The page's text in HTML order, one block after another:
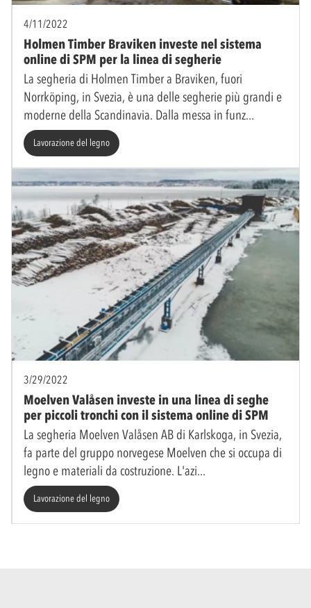
4/11/2022
Holmen Timber Braviken investe nel sistema
online di SPM per la linea di segherie
La segheria di Holmen Timber a Braviken, fuori
Norrköping, in Svezia, è una delle segherie più grandi e
moderne della Scandinavia. Dalla messa in funz
Lavorazione del legno
3/29/2022
Moelven Valåsen investe in una linea di seghe
per piccoli tronchi con il sistema online di SPM
La segheria Moelven Valåsen AB di Karlskoga, in Svezia,
fa parte del gruppo norvegese Moelven che si occupa di
legno e materiali da costruzione. L'azi
Lavorazione del legno